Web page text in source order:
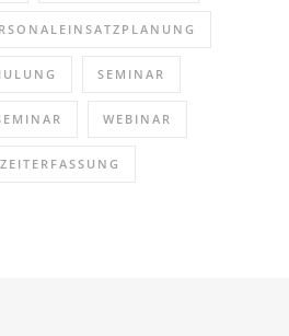
SEMINAR
WEBINAR
ZEITERFASSUNG